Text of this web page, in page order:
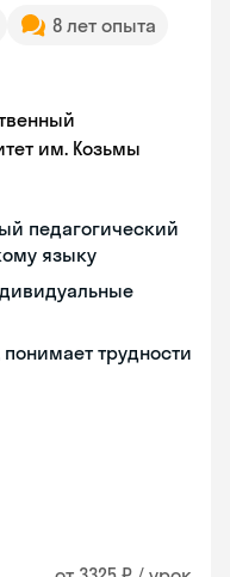
8 лет опыта
им. Козьмы
педагогический
языку
трудности